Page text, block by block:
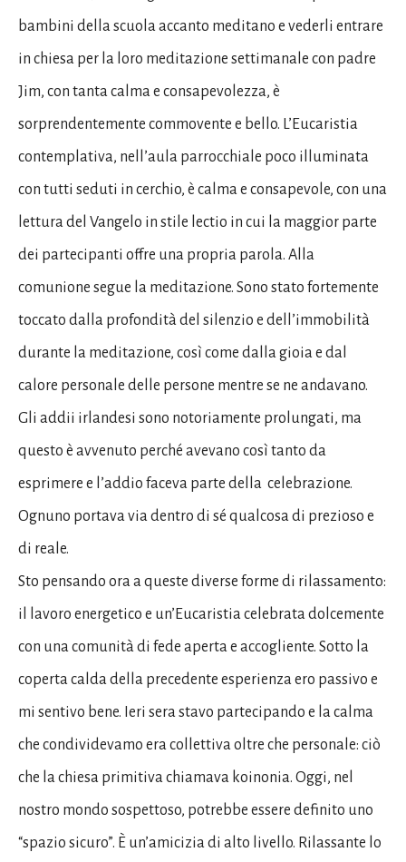
bambini della scuola accanto meditano e vederli entrare
in chiesa per la loro meditazione settimanale con padre
Jim, con tanta calma e consapevolezza, è
sorprendentemente commovente e bello. L’Eucaristia
contemplativa, nell’aula parrocchiale poco illuminata
con tutti seduti in cerchio, è calma e consapevole, con una
lettura del Vangelo in stile lectio in cui la maggior parte
dei partecipanti offre una propria parola. Alla
comunione segue la meditazione. Sono stato fortemente
toccato dalla profondità del silenzio e dell’immobilità
durante la meditazione, così come dalla gioia e dal
calore personale delle persone mentre se ne andavano.
Gli addii irlandesi sono notoriamente prolungati, ma
questo è avvenuto perché avevano così tanto da
esprimere e l’addio faceva parte della celebrazione.
Ognuno portava via dentro di sé qualcosa di prezioso e
di reale.
Sto pensando ora a queste diverse forme di rilassamento:
il lavoro energetico e un’Eucaristia celebrata dolcemente
con una comunità di fede aperta e accogliente. Sotto la
coperta calda della precedente esperienza ero passivo e
mi sentivo bene. Ieri sera stavo partecipando e la calma
che condividevamo era collettiva oltre che personale: ciò
che la chiesa primitiva chiamava koinonia. Oggi, nel
nostro mondo sospettoso, potrebbe essere definito uno
“spazio sicuro”. È un’amicizia di alto livello. Rilassante lo